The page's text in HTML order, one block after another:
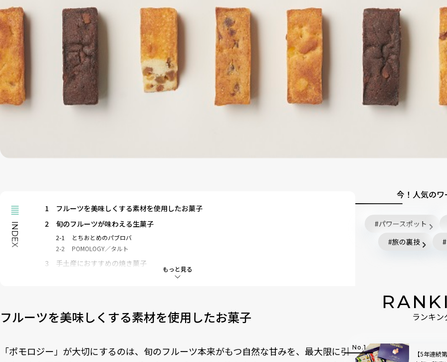
もっと見る
INDEX
1
フルーツを美味しくする素材を使用したお菓子
2
旬のフルーツが味わえる生菓子
2-1
とちおとめのパブロバ
2-2
POMOLOGY／タルト
3 手土産におすすめの焼き菓子
フルーツを美味しくする素材を使用したお菓子
「ポモロジー」が大切にするのは、旬のフルーツ本来がもつ自然な甘みを、最大限に引
今！人気のワ
パワースポット
旅の裏技
ランキン
【5年連続